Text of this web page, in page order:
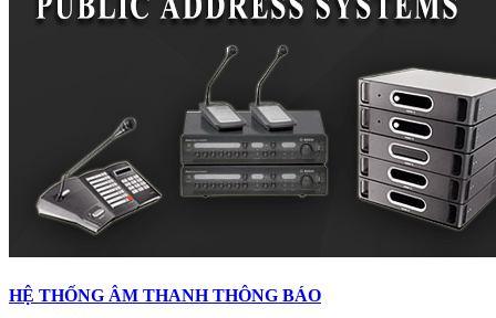
HỆ THỐNG ÂM THANH THÔNG BÁO